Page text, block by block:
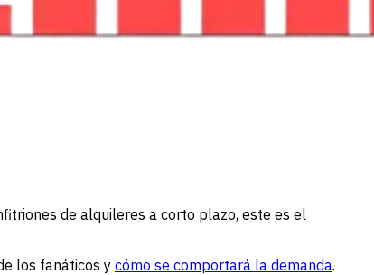
de alquileres a corto plazo, este es el
los fanáticos y cómo se comportará la demanda.